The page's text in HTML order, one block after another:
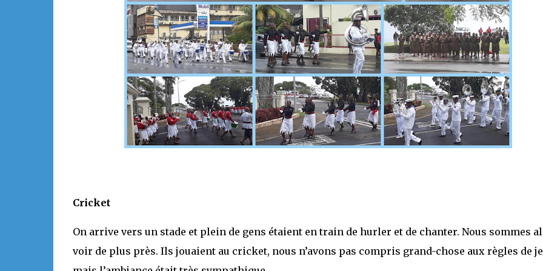
Cricket
On arrive vers un stade et plein de gens étaient en train de hurler et de chanter. Nous sommes
voir de plus près. Ils jouaient au cricket, nous n’avons pas compris grand-chose aux règles de